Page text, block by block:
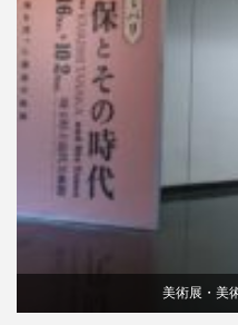
美術展・美